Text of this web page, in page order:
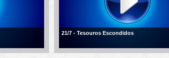
21/7 - Tesouros Escondidos